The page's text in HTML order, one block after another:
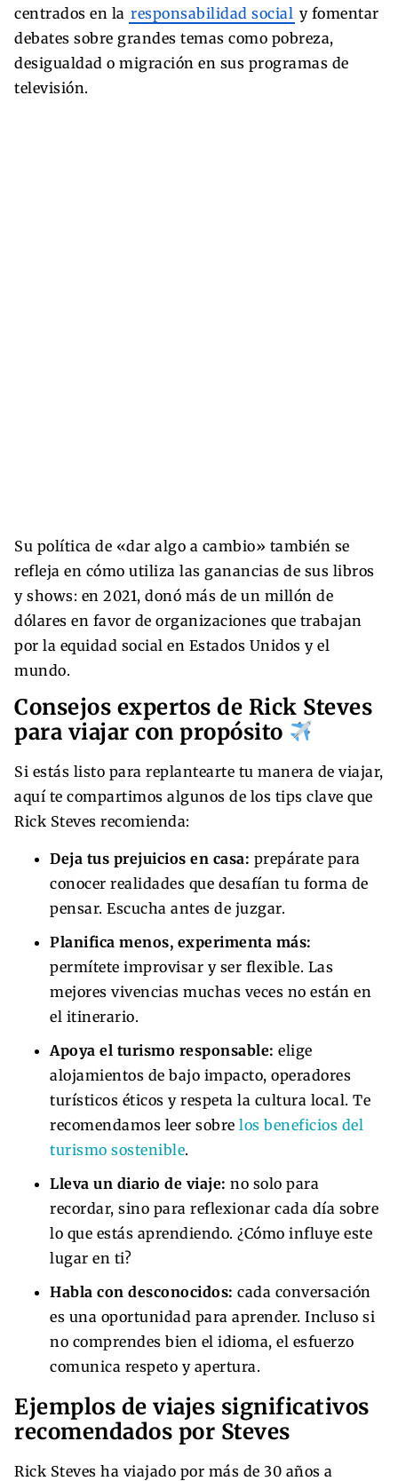
centrados en la responsabilidad social y fomentar
debates sobre grandes temas como pobreza,
desigualdad o migración en sus programas de
televisión.
Su política de «dar algo a cambio» también se
refleja en cómo utiliza las ganancias de sus libros
y shows: en 2021, donó más de un millón de
dólares en favor de organizaciones que trabajan
por la equidad social en Estados Unidos y el
mundo.
Consejos expertos de Rick Steves
para viajar con propósito
Si estás listo para replantearte tu manera de viajar,
aquí te compartimos algunos de los tips clave que
Rick Steves recomienda:
Deja tus prejuicios en casa: prepárate para
conocer realidades que desafían tu forma de
pensar. Escucha antes de juzgar.
Planifica menos, experimenta más:
permítete improvisar y ser flexible. Las
mejores vivencias muchas veces no están en
el itinerario.
Apoya el turismo responsable: elige
alojamientos de bajo impacto, operadores
turísticos éticos y respeta la cultura local. Te
recomendamos leer sobre los beneficios del
turismo sostenible.
Lleva un diario de viaje: no solo para
recordar, sino para reflexionar cada día sobre
lo que estás aprendiendo. ¿Cómo influye este
lugar en ti?
Habla con desconocidos: cada conversación
es una oportunidad para aprender. Incluso si
no comprendes bien el idioma, el esfuerzo
comunica respeto y apertura.
Ejemplos de viajes significativos
recomendados por Steves
Rick Steves ha viajado por más de 30 años a